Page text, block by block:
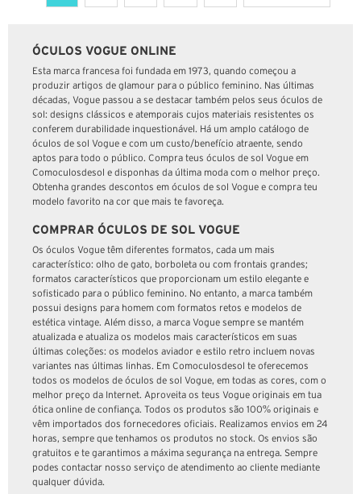
ÓCULOS VOGUE ONLINE
Esta marca francesa foi fundada em 1973, quando começou a
produzir artigos de glamour para o público feminino. Nas últimas
décadas, Vogue passou a se destacar também pelos seus óculos de
sol: designs clássicos e atemporais cujos materiais resistentes os
conferem durabilidade inquestionável. Há um amplo catálogo de
óculos de sol Vogue e com um custo/benefício atraente, sendo
aptos para todo o público. Compra teus óculos de sol Vogue em
Comoculosdesol e disponhas da última moda com o melhor preço.
Obtenha grandes descontos em óculos de sol Vogue e compra teu
modelo favorito na cor que mais te favoreça.
COMPRAR ÓCULOS DE SOL VOGUE
Os óculos Vogue têm diferentes formatos, cada um mais
característico: olho de gato, borboleta ou com frontais grandes;
formatos característicos que proporcionam um estilo elegante e
sofisticado para o público feminino. No entanto, a marca também
possui designs para homem com formatos retos e modelos de
estética vintage. Além disso, a marca Vogue sempre se mantém
atualizada e atualiza os modelos mais característicos em suas
últimas coleções: os modelos aviador e estilo retro incluem novas
variantes nas últimas linhas. Em Comoculosdesol te oferecemos
todos os modelos de óculos de sol Vogue, em todas as cores, com o
melhor preço da Internet. Aproveita os teus Vogue originais em tua
ótica online de confiança. Todos os produtos são 100% originais e
vêm importados dos fornecedores oficiais. Realizamos envios em 24
horas, sempre que tenhamos os produtos no stock. Os envios são
gratuitos e te garantimos a máxima segurança na entrega. Sempre
podes contactar nosso serviço de atendimento ao cliente mediante
qualquer dúvida.